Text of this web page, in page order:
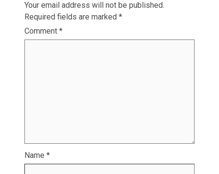
Your email address will not be published.
Required fields are marked *
Comment *
Name *